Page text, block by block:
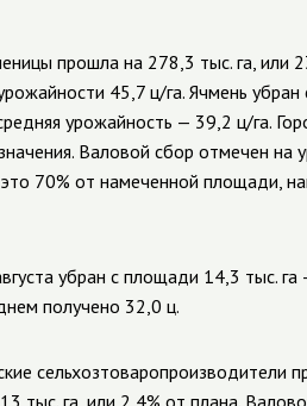
прошла на 278,3 тыс. га, или
45,7 ц/га. Ячмень
урожайность — 39,2 ц/га.
Валовой сбор отмечен
70% от намеченной площади,
убран с площади 14,3 тыс.
получено 32,0 ц.
сельхозтоваропроизводители
тыс. га, или 2,4% от плана.